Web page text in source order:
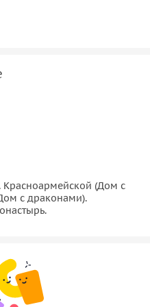
маршрут может быть
объектами (
счастью
Красноармейской (Дом с
с драконами).